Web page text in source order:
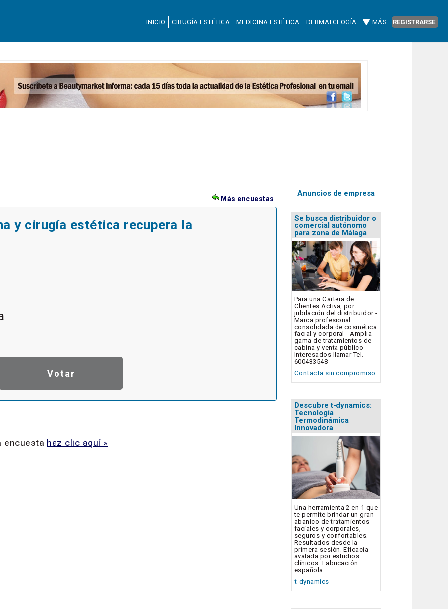
INICIO CIRUGÍA ESTÉTICA MEDICINA ESTÉTICA DERMATOLOGÍA MÁS REGISTRARSE
Más encuestas
y cirugía estética recupera la
encuesta haz clic aquí »
Anuncios de empresa
Se busca distribuidor o
comercial autónomo
para zona de Málaga
Para una Cartera de
Clientes Activa, por
jubilación del distribuidor -
Marca profesional
consolidada de cosmética
facial y corporal - Amplia
gama de tratamientos de
cabina y venta público -
Interesados llamar Tel.
600433548
Contacta sin compromiso
Descubre t-dynamics:
Tecnología
Termodinámica
Innovadora
Una herramienta 2 en 1 que
te permite brindar un gran
abanico de tratamientos
faciales y corporales,
seguros y confortables.
Resultados desde la
primera sesión. Eficacia
avalada por estudios
clínicos. Fabricación
española.
t-dynamics